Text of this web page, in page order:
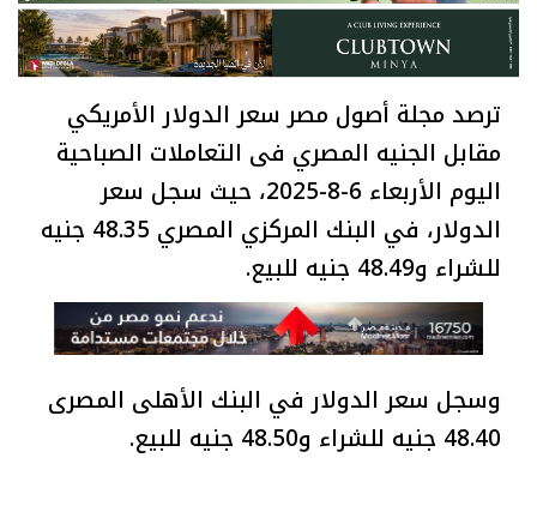
ترصد مجلة أصول مصر سعر الدولار الأمريكي
مقابل الجنيه المصري فى التعاملات الصباحية
اليوم الأربعاء 6-8-2025، حيث سجل سعر
الدولار، في البنك المركزي المصري 48.35 جنيه
للشراء و48.49 جنيه للبيع.
وسجل سعر الدولار في البنك الأهلى المصرى
48.40 جنيه للشراء و48.50 جنيه للبيع.